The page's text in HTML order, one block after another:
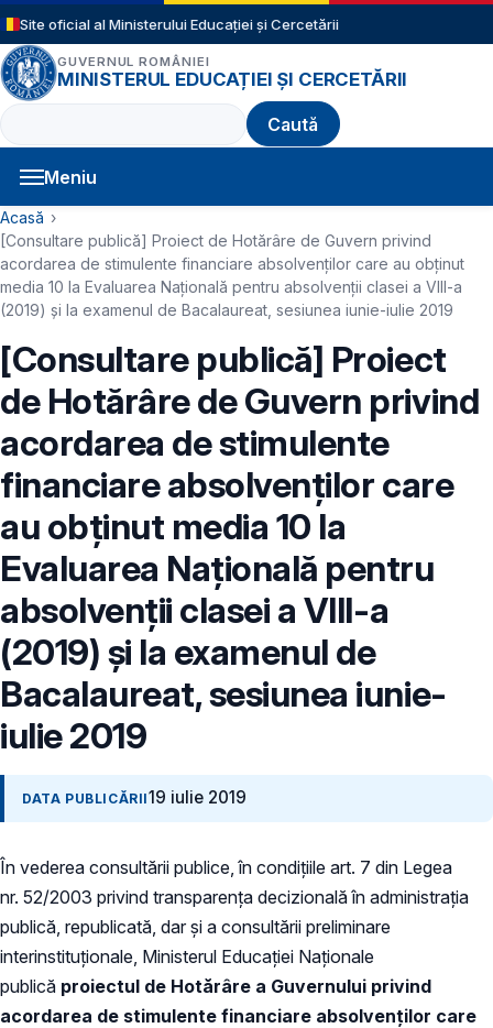
Sari la conținutul principal
Site oficial al Ministerului Educației și Cercetării
GUVERNUL ROMÂNIEI
MINISTERUL EDUCAȚIEI ȘI CERCETĂRII
Caută
Meniu
Navigație principală
Cale de navigare
Acasă
[Consultare publică] Proiect de Hotărâre de Guvern privind
acordarea de stimulente financiare absolvenților care au obținut
media 10 la Evaluarea Naţională pentru absolvenții clasei a VIII-a
(2019) și la examenul de Bacalaureat, sesiunea iunie-iulie 2019
[Consultare publică] Proiect
de Hotărâre de Guvern privind
acordarea de stimulente
financiare absolvenților care
au obținut media 10 la
Evaluarea Naţională pentru
absolvenții clasei a VIII-a
(2019) și la examenul de
Bacalaureat, sesiunea iunie-
iulie 2019
DATA PUBLICĂRII19 iulie 2019
În vederea consultării publice, în condiţiile art. 7 din Legea
nr. 52/2003 privind transparenţa decizională în administraţia
publică, republicată, dar și a consultării preliminare
interinstituționale, Ministerul Educaţiei Naţionale
publică proiectul de Hotărâre a Guvernului privind
acordarea de stimulente financiare absolvenților care